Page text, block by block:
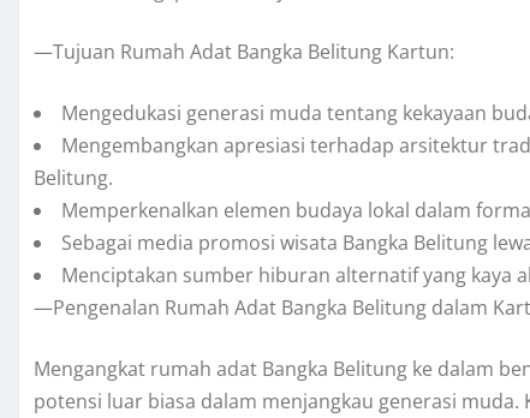
—Tujuan Rumah Adat Bangka Belitung Kartun:
Mengedukasi generasi muda tentang kekayaan
Mengembangkan apresiasi terhadap arsitektur
Belitung.
Memperkenalkan elemen budaya lokal dalam
Sebagai media promosi wisata Bangka Belitung
Menciptakan sumber hiburan alternatif yang kaya
—Pengenalan Rumah Adat Bangka Belitung dalam
Mengangkat rumah adat Bangka Belitung ke dalam
potensi luar biasa dalam menjangkau generasi